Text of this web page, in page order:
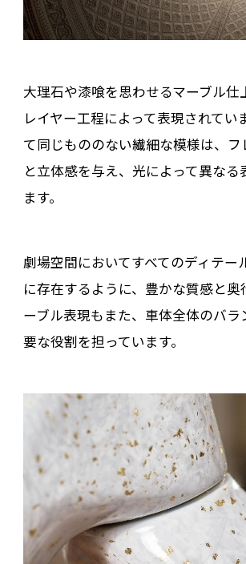
大理石や漆喰を思わせるマーブル仕
レイヤー工程によって表現されてい
て同じもののない繊細な模様は、フ
と立体感を与え、光によって異なる
ます。
劇場空間においてすべてのディテー
に存在するように、豊かな質感と奥
ーブル表現もまた、車体全体のバラ
要な役割を担っています。